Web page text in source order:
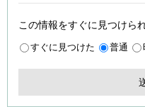
この情報をすぐに見つけら
すぐに見つけた 普通